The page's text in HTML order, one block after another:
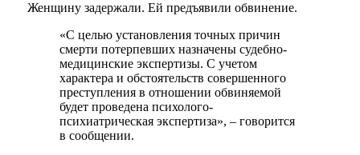
Женщину задержали. Ей предъявили обвинение.
«С целью установления точных причин
смерти потерпевших назначены судебно-
медицинские экспертизы. С учетом
характера и обстоятельств совершенного
преступления в отношении обвиняемой
будет проведена психолого-
психиатрическая экспертиза», – говорится
в сообщении.